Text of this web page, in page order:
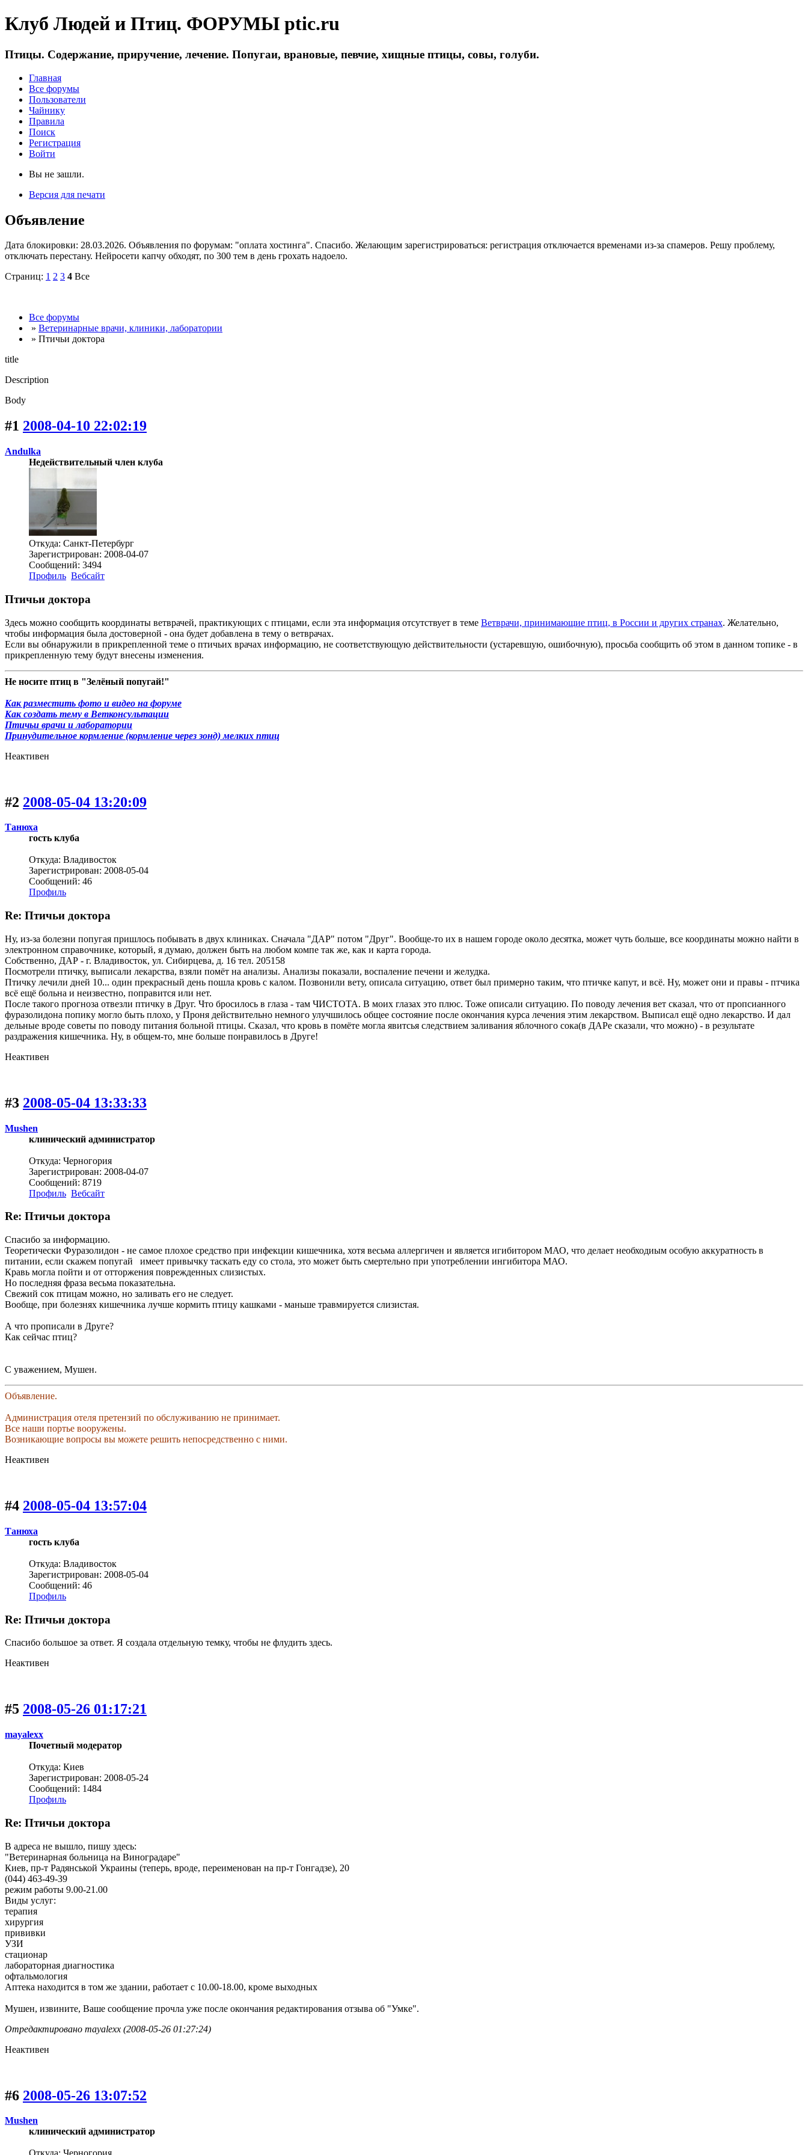
Клуб Людей и Птиц. ФОРУМЫ ptic.ru
Птицы. Содержание, приручение, лечение. Попугаи, врановые, певчие, хищные птицы, совы, голуби.
Главная
Все форумы
Пользователи
Чайнику
Правила
Поиск
Регистрация
Войти
Вы не зашли.
Версия для печати
Объявление
Дата блокировки: 28.03.2026. Объявления по форумам: "оплата хостинга". Спасибо. Желающим зарегистрироваться: регистрация отключается временами из-за спамеров. Решу проблему,
отключать перестану. Нейросети капчу обходят, по 300 тем в день грохать надоело.
Страниц: 1 2 3 4 Все
Все форумы
» Ветеринарные врачи, клиники, лаборатории
» Птичьи доктора
title
Description
Body
#1 2008-04-10 22:02:19
Andulka
Недействительный член клуба
Откуда: Санкт-Петербург
Зарегистрирован: 2008-04-07
Сообщений: 3494
Профиль Вебсайт
Птичьи доктора
Здесь можно сообщить координаты ветврачей, практикующих с птицами, если эта информация отсутствует в теме Ветврачи, принимающие птиц, в России и других странах. Желательно,
чтобы информация была достоверной - она будет добавлена в тему о ветврачах.
Если вы обнаружили в прикрепленной теме о птичьих врачах информацию, не соответствующую действительности (устаревшую, ошибочную), просьба сообщить об этом в данном топике - в
прикрепленную тему будут внесены изменения.
Не носите птиц в "Зелёный попугай!"
Как разместить фото и видео на форуме
Как создать тему в Ветконсультации
Птичьи врачи и лаборатории
Принудительное кормление (кормление через зонд) мелких птиц
Неактивен
#2 2008-05-04 13:20:09
Танюха
гость клуба
Откуда: Владивосток
Зарегистрирован: 2008-05-04
Сообщений: 46
Профиль
Re: Птичьи доктора
Ну, из-за болезни попугая пришлось побывать в двух клиниках. Сначала "ДАР" потом "Друг". Вообще-то их в нашем городе около десятка, может чуть больше, все координаты можно найти в
электронном справочнике, который, я думаю, должен быть на любом компе так же, как и карта города.
Собственно, ДАР - г. Владивосток, ул. Сибирцева, д. 16 тел. 205158
Посмотрели птичку, выписали лекарства, взяли помёт на анализы. Анализы показали, воспаление печени и желудка.
Птичку лечили дней 10... один прекрасный день пошла кровь с калом. Позвонили вету, описала ситуацию, ответ был примерно таким, что птичке капут, и всё. Ну, может они и правы - птчика
всё ещё больна и неизвестно, поправится или нет.
После такого прогноза отвезли птичку в Друг. Что бросилось в глаза - там ЧИСТОТА. В моих глазах это плюс. Тоже описали ситуацию. По поводу лечения вет сказал, что от пропсианного
фуразолидона попику могло быть плохо, у Проня действительно немного улучшилось общее состояние после окончания курса лечения этим лекарством. Выписал ещё одно лекарство. И дал
дельные вроде советы по поводу питания больной птицы. Сказал, что кровь в помёте могла явитсья следствием заливания яблочного сока(в ДАРе сказали, что можно) - в результате
раздражения кишечника. Ну, в общем-то, мне больше понравилось в Друге!
Неактивен
#3 2008-05-04 13:33:33
Mushen
клинический администратор
Откуда: Черногория
Зарегистрирован: 2008-04-07
Сообщений: 8719
Профиль Вебсайт
Re: Птичьи доктора
Спасибо за информацию.
Теоретически Фуразолидон - не самое плохое средство при инфекции кишечника, хотя весьма аллергичен и является игибитором МАО, что делает необходиым особую аккуратность в
питании, если скажем попугай имеет привычку таскать еду со стола, это может быть смертельно при употреблении ингибитора МАО.
Кравь могла пойти и от отторжения поврежденных слизистых.
Но последняя фраза весьма показательна.
Свежий сок птицам можно, но заливать его не следует.
Вообще, при болезнях кишечника лучше кормить птицу кашками - маньше травмируется слизистая.
А что прописали в Друге?
Как сейчас птиц?
С уважением, Мушен.
Объявление.
Администрация отеля претензий по обслуживанию не принимает.
Все наши портье вооружены.
Возникающие вопросы вы можете решить непосредственно с ними.
Неактивен
#4 2008-05-04 13:57:04
Танюха
гость клуба
Откуда: Владивосток
Зарегистрирован: 2008-05-04
Сообщений: 46
Профиль
Re: Птичьи доктора
Спасибо большое за ответ. Я создала отдельную темку, чтобы не флудить здесь.
Неактивен
#5 2008-05-26 01:17:21
mayalexx
Почетный модератор
Откуда: Киев
Зарегистрирован: 2008-05-24
Сообщений: 1484
Профиль
Re: Птичьи доктора
В адреса не вышло, пишу здесь:
"Ветеринарная больница на Виноградаре"
Киев, пр-т Радянськой Украины (теперь, вроде, переименован на пр-т Гонгадзе), 20
(044) 463-49-39
режим работы 9.00-21.00
Виды услуг:
терапия
хирургия
прививки
УЗИ
стационар
лабораторная диагностика
офтальмология
Аптека находится в том же здании, работает с 10.00-18.00, кроме выходных
Мушен, извините, Ваше сообщение прочла уже после окончания редактирования отзыва об "Умке".
Отредактировано mayalexx (2008-05-26 01:27:24)
Неактивен
#6 2008-05-26 13:07:52
Mushen
клинический администратор